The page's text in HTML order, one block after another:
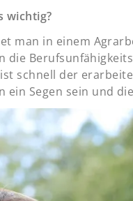
wichtig?
man in einem
schnell der
Segen sein und